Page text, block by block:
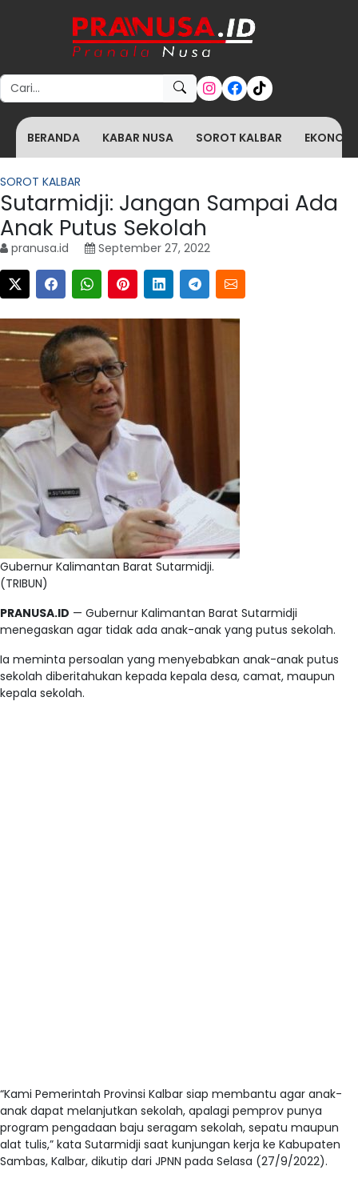
Search for:
BERANDA KABAR NUSA SOROT KALBAR
SOROT KALBAR
Sutarmidji: Jangan Sampai Ada
Anak Putus Sekolah
pranusa.id September 27, 2022
Gubernur Kalimantan Barat Sutarmidji.
(TRIBUN)
PRANUSA.ID — Gubernur Kalimantan Barat Sutarmidji
menegaskan agar tidak ada anak-anak yang putus sekolah.
Ia meminta persoalan yang menyebabkan anak-anak putus
sekolah diberitahukan kepada kepala desa, camat, maupun
kepala sekolah.
“Kami Pemerintah Provinsi Kalbar siap membantu agar anak-
anak dapat melanjutkan sekolah, apalagi pemprov punya
program pengadaan baju seragam sekolah, sepatu maupun
alat tulis,” kata Sutarmidji saat kunjungan kerja ke Kabupaten
Sambas, Kalbar, dikutip dari JPNN pada Selasa (27/9/2022).